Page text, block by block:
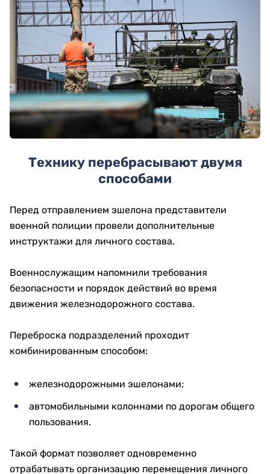
Технику перебрасывают двумя
способами
Перед отправлением эшелона представители
военной полиции провели дополнительные
инструктажи для личного состава.
Военнослужащим напомнили требования
безопасности и порядок действий во время
движения железнодорожного состава.
Переброска подразделений проходит
комбинированным способом:
железнодорожными эшелонами;
автомобильными колоннами по дорогам общего
пользования.
Такой формат позволяет одновременно
отрабатывать организацию перемещения личного